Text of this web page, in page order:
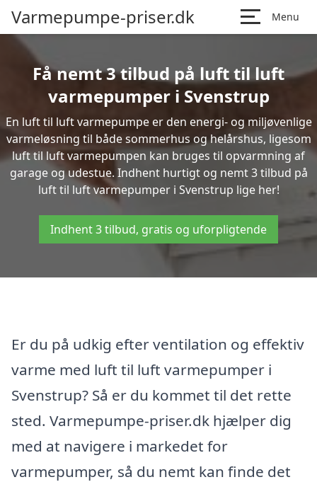
Varmepumpe-priser.dk Menu
Få nemt 3 tilbud på luft til luft
varmepumper i Svenstrup
En luft til luft varmepumpe er den energi- og miljøvenlige
varmeløsning til både sommerhus og helårshus, ligesom
luft til luft varmepumpen kan bruges til opvarmning af
garage og udestue. Indhent hurtigt og nemt 3 tilbud på
luft til luft varmepumper i Svenstrup lige her!
Indhent 3 tilbud, gratis og uforpligtende
Er du på udkig efter ventilation og effektiv
varme med luft til luft varmepumper i
Svenstrup? Så er du kommet til det rette
sted. Varmepumpe-priser.dk hjælper dig
med at navigere i markedet for
varmepumper, så du nemt kan finde det